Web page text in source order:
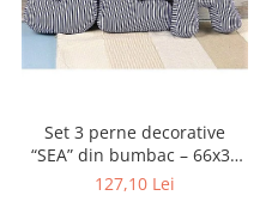
Set 3 perne decorative
“SEA” din bumbac – 66x30
cm (set complet)
127,10 Lei